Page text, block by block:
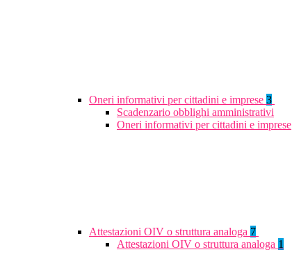
Oneri informativi per cittadini e imprese 3
Scadenzario obblighi amministrativi
Oneri informativi per cittadini e imprese
Attestazioni OIV o struttura analoga 7
Attestazioni OIV o struttura analoga 1